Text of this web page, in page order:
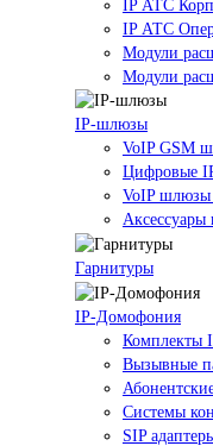
IP АТС
IP АТС
Модули
Модули
IP-шлюзы
VoIP GSM
Цифровые
VoIP шлюзы
Гарнитуры
IP-Домофония
Комплекты
Вызывные
Системы
SIP